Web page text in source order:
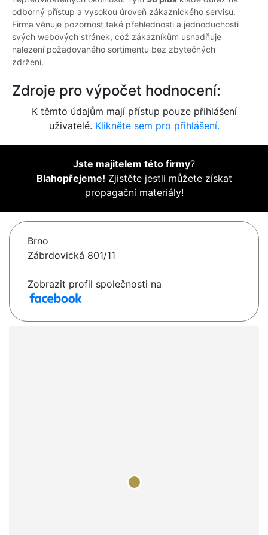
odborný přístup a vysokou úroveň zákaznického servisu.
Firma věnuje pozornost také přehlednosti a jednoduchosti
svých webových stránek, což zákazníkům usnadňuje
nalezení požadovaného sortimentu bez zbytečných
zdržení.
Zdroje pro výpočet hodnocení:
K těmto údajům mají přístup pouze přihlášení
uživatelé. Klikněte sem pro přihlášení.
Jste majitelem této firmy?
Blahopřejeme! Zjistěte jestli můžete získat
propagační materiály!
Brno
Zábrdovická 801/11
Zobrazit profil společnosti na